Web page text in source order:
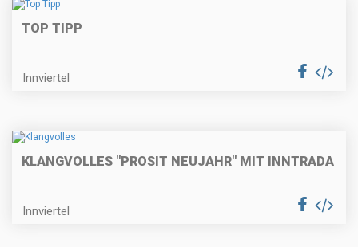
TOP TIPP
Innviertel
KLANGVOLLES "PROSIT NEUJAHR" MIT INNTRADA
Innviertel